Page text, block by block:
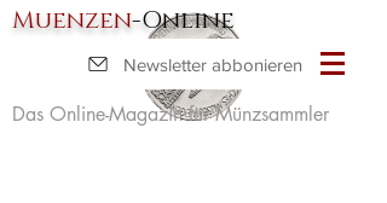
Muenzen-Online
Das Online-Magazin für Münzsammler
Newsletter abbonieren